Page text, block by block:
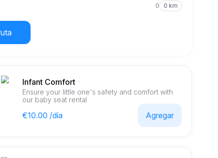
0 0 km
Infant Comfort
Ensure your little one's safety and comfort with
our baby seat rental
€10.00 /día Agregar